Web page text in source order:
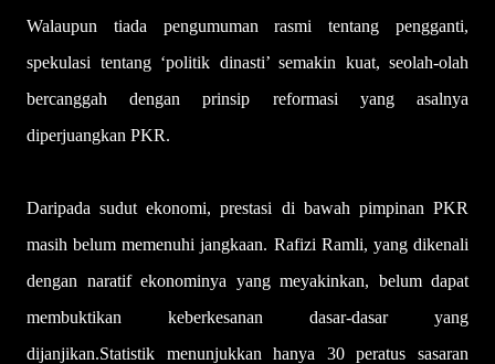
Walaupun tiada pengumuman rasmi tentang pengganti,
spekulasi tentang ‘politik dinasti’ semakin kuat, seolah-olah
bercanggah dengan prinsip reformasi yang asalnya
diperjuangkan PKR.
Daripada sudut ekonomi, prestasi di bawah pimpinan PKR
masih belum memenuhi jangkaan. Rafizi Ramli, yang dikenali
dengan naratif ekonominya yang meyakinkan, belum dapat
membuktikan keberkesanan dasar-dasar yang
dijanjikan.Statistik menunjukkan hanya 30 peratus sasaran